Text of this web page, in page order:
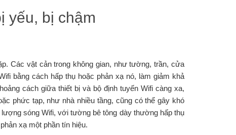
yếu, bị chậm
Các vật cản trong không gian, như tường, trần, cửa
bằng cách hấp thụ hoặc phản xạ nó, làm giảm khả
cách giữa thiết bị và bộ định tuyến Wifi càng xa,
phức tạp, như nhà nhiều tầng, cũng có thể gây khó
sóng Wifi, với tường bê tông dày thường hấp thụ
xạ một phần tín hiệu.